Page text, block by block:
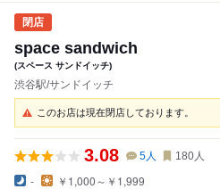
space sandwich
(スペース サンドイッチ)
渋谷駅/サンドイッチ
このお店は現在閉店しております。
3.08 5人 180人
- ￥1,000～￥1,999